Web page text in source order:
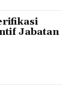
Jabatan